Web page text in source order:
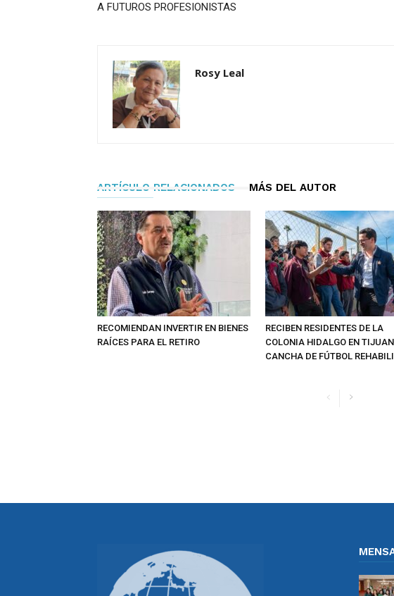
A FUTUROS PROFESIONISTAS
Rosy Leal
ARTÍCULO RELACIONADOS MÁS DEL AUTOR
RECOMIENDAN INVERTIR EN BIENES
RAÍCES PARA EL RETIRO
RECIBEN RESIDENTES DE LA
COLONIA HIDALGO EN
CANCHA DE FÚTBOL